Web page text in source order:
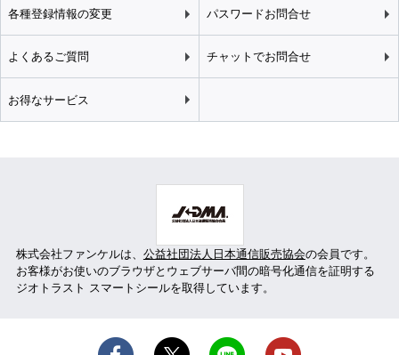
各種登録情報の変更 パスワードお問合せ
よくあるご質問 チャットでお問合せ
お得なサービス
株式会社ファンケルは、 公益社団法人日本通信販売協会の会員です。
お客様がお使いのブラウザとウェブサーバ間の暗号化通信を証明する
ジオトラスト スマートシールを取得しています。